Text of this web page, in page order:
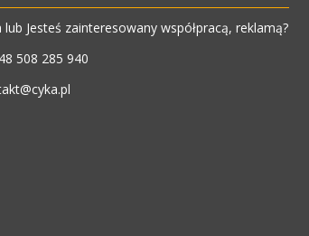
Jesteś zainteresowany współpracą, reklamą?
508 285 940